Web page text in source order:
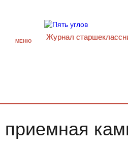
МЕНЮ Журнал
приемная